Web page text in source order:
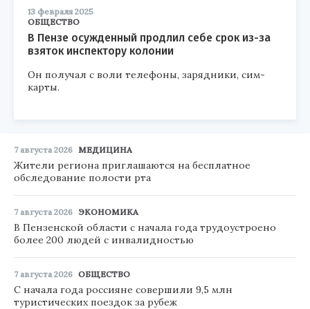
13 февраля 2025
ОБЩЕСТВО
В Пензе осужденный продлил себе срок из-за
взяток инспектору колонии
Он получал с воли телефоны, зарядники, сим-
карты.
7 августа 2026 МЕДИЦИНА
Жители региона приглашаются на бесплатное
обследование полости рта
7 августа 2026 ЭКОНОМИКА
В Пензенской области с начала года трудоустроено
более 200 людей с инвалидностью
7 августа 2026 ОБЩЕСТВО
С начала года россияне совершили 9,5 млн
туристических поездок за рубеж